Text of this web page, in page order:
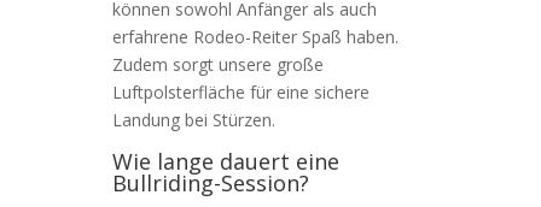
können sowohl Anfänger als auch
erfahrene Rodeo-Reiter Spaß haben.
Zudem sorgt unsere große
Luftpolsterfläche für eine sichere
Landung bei Stürzen.
Wie lange dauert eine
Bullriding-Session?